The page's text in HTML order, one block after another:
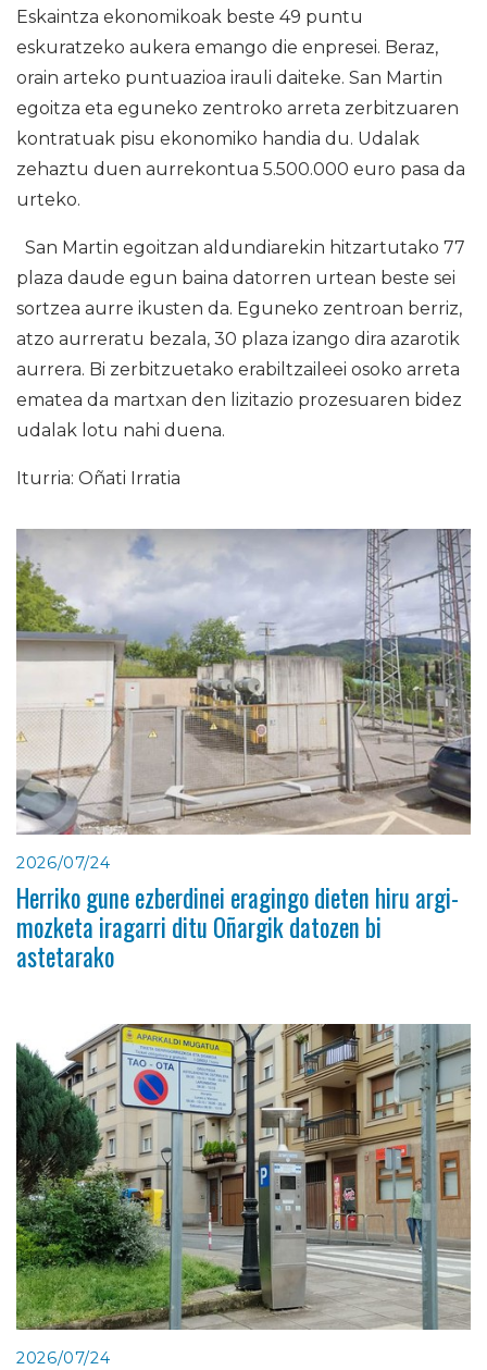
Eskaintza ekonomikoak beste 49 puntu
eskuratzeko aukera emango die enpresei. Beraz,
orain arteko puntuazioa irauli daiteke. San Martin
egoitza eta eguneko zentroko arreta zerbitzuaren
kontratuak pisu ekonomiko handia du. Udalak
zehaztu duen aurrekontua 5.500.000 euro pasa da
urteko.
San Martin egoitzan aldundiarekin hitzartutako 77
plaza daude egun baina datorren urtean beste sei
sortzea aurre ikusten da. Eguneko zentroan berriz,
atzo aurreratu bezala, 30 plaza izango dira azarotik
aurrera. Bi zerbitzuetako erabiltzaileei osoko arreta
ematea da martxan den lizitazio prozesuaren bidez
udalak lotu nahi duena.
Iturria: Oñati Irratia
2026/07/24
Herriko gune ezberdinei eragingo dieten hiru argi-
mozketa iragarri ditu Oñargik datozen bi
astetarako
2026/07/24